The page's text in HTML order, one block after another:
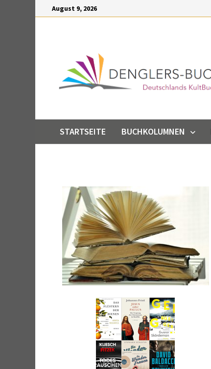
August 9, 2026
STARTSEITE BUCHKOLUMNEN